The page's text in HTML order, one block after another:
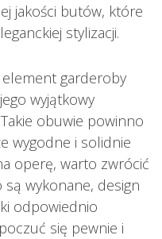
jakości butów, które
stylizacji.
garderoby
wyjątkowy
obuwie powinno
wygodne i solidnie
operę, warto zwrócić
są wykonane, design
odpowiednio
się pewnie i